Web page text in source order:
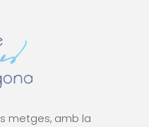
metges, amb la